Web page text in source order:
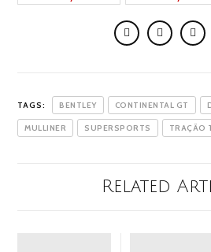
TAGS: BENTLEY CONTINENTAL GT
MULLINER SUPERSPORTS TRAÇÃO
Related